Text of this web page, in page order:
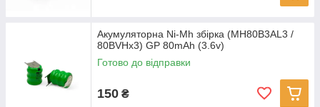
Акумуляторна Ni-Mh збірка (MH80B3AL3 /
80BVHx3) GP 80mAh (3.6v)
Готово до відправки
150 ₴